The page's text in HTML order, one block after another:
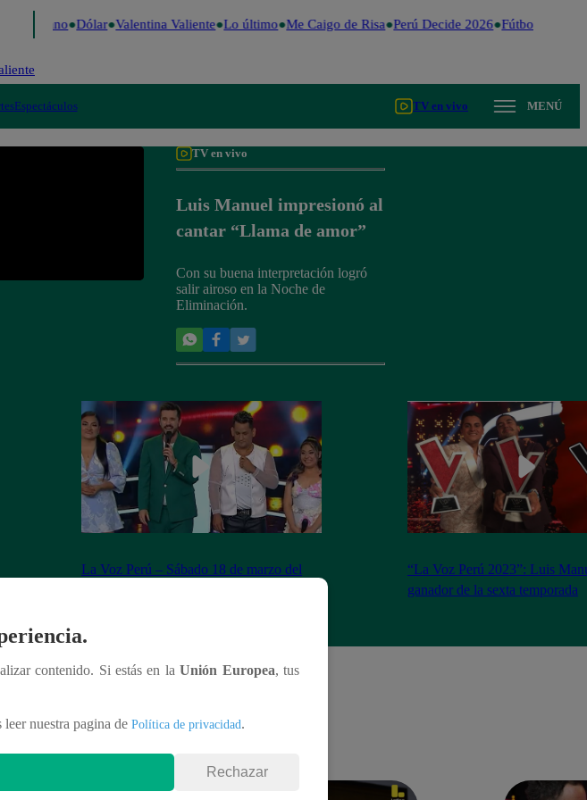
peruano Dólar Valentina Valiente Lo último Me Caigo de Risa Perú Decide 2026 Fútbol peruano
Espectáculos TV en vivo MENÚ
TV en vivo
Luis Manuel impresionó al
cantar “Llama de amor”
Con su buena interpretación logró
salir airoso en la Noche de
Eliminación.
La Voz Perú – Sábado 18 de marzo del
“La Voz Perú 2023”: Luis
ganador de la sexta temporada
contenido. Si estás en laUnión Europea, tus
nuestra pagina de Política de privacidad.
Rechazar